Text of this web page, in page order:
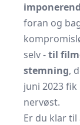
foran og
selv -til
stemning,
juni 2023
nervøst.
Er du klar